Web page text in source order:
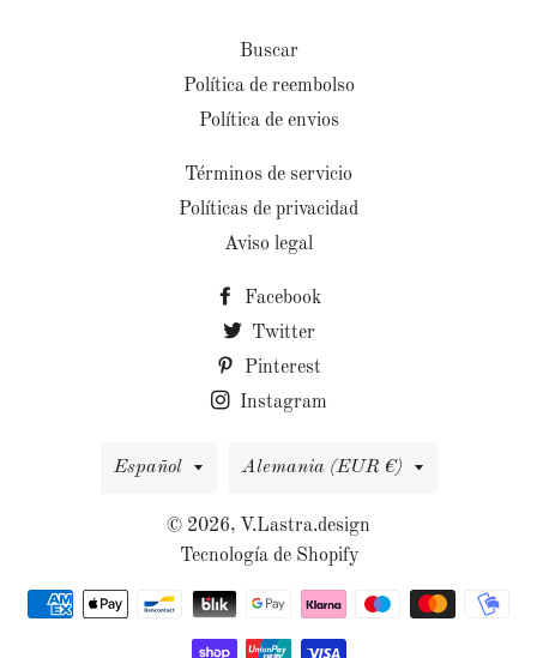
Buscar
Política de reembolso
Política de envios
Términos de servicio
Políticas de privacidad
Aviso legal
Facebook
Twitter
Pinterest
Instagram
Idioma
Español País/región
Alemania (EUR €)
© 2026, V.Lastra.design
Tecnología de Shopify
Métodos